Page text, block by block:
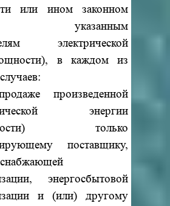
или ином законном
указанным
электрической
в каждом из
произведенной
энергии
только
поставщику,
энергосбытовой
и (или) другому